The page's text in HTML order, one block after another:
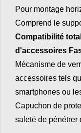
Pour montage
Comprend le
Compatibilité
d'accessoires
Mécanisme de
accessoires tels
smartphones ou
Capuchon de
saleté de pénétrer